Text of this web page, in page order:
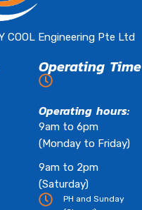
COOL Engineering Pte Ltd
Operating Time
Operating hours:
9am to 6pm
(Monday to Friday)
9am to 2pm
(Saturday)
PH and Sunday